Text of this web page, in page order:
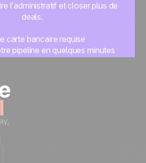
l’administratif et closer plus de
deals.
carte bancaire requise
pipeline en quelques minutes